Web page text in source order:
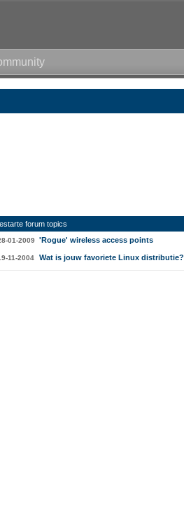
forum topics
01-2009 'Rogue' wireless access points
11-2004 Wat is jouw favoriete Linux distributie?